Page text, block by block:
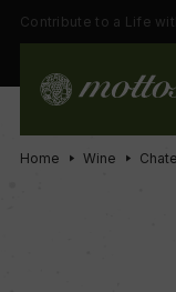
Contribute to a Life
Home Wine